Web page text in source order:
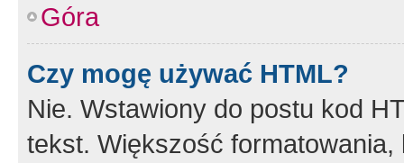
Góra
Czy mogę używać HTML?
Nie. Wstawiony do postu kod
tekst. Większość